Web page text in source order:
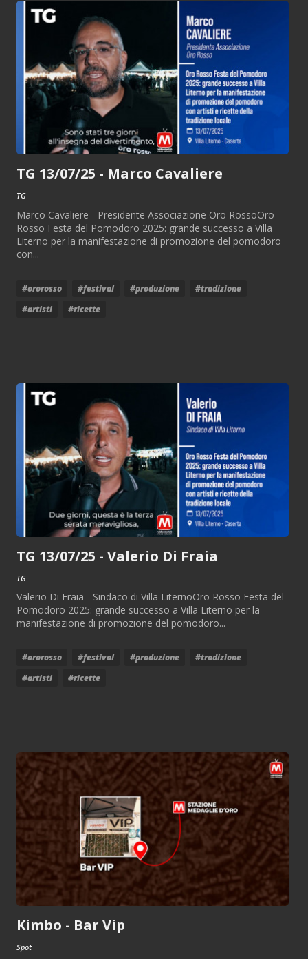
TG 13/07/25 - Marco Cavaliere
TG
Marco Cavaliere - Presidente Associazione Oro RossoOro
Rosso Festa del Pomodoro 2025: grande successo a Villa
Literno per la manifestazione di promozione del pomodoro
con...
#ororosso #festival #produzione
#tradizione
#artisti
#ricette
TG 13/07/25 - Valerio Di Fraia
TG
Valerio Di Fraia - Sindaco di Villa LiternoOro Rosso Festa del
Pomodoro 2025: grande successo a Villa Literno per la
manifestazione di promozione del pomodoro...
#ororosso #festival #produzione
#tradizione
#artisti
#ricette
Kimbo - Bar Vip
Spot